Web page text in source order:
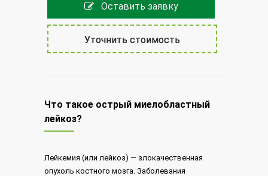
Оставить заявку
Уточнить стоимость
Что такое острый миелобластный
лейкоз?
Лейкемия (или лейкоз) — злокачественная
опухоль костного мозга. Заболевания